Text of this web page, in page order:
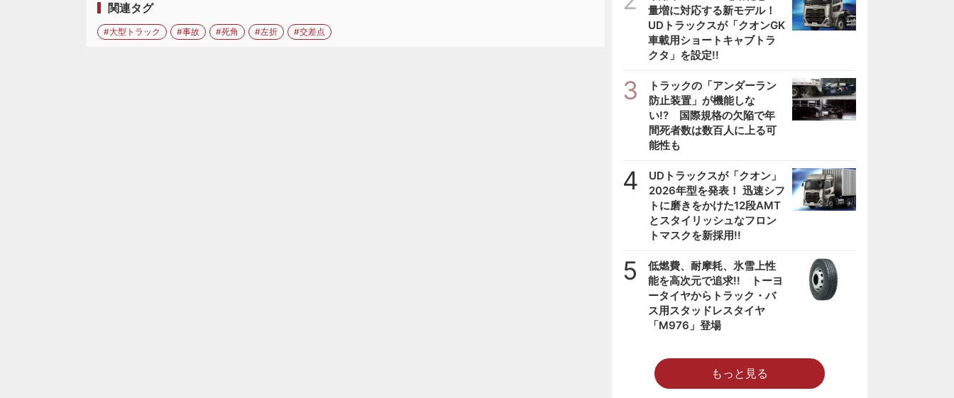
関連タグ
#大型トラック #事故 #死角 #左折 #交差点
量増に対応する新モデル！
UDトラックスが「クオンGK
車載用ショートキャブトラ
クタ」を設定!!
3
トラックの「アンダーラン
防止装置」が機能しな
い!? 国際規格の欠陥で年
間死者数は数百人に上る可
能性も
4
UDトラックスが「クオン」
2026年型を発表！ 迅速シフ
トに磨きをかけた12段AMT
とスタイリッシュなフロン
トマスクを新採用!!
5
低燃費、耐摩耗、氷雪上性
能を高次元で追求!! トーヨ
ータイヤからトラック・バ
ス用スタッドレスタイヤ
「M976」登場
もっと見る